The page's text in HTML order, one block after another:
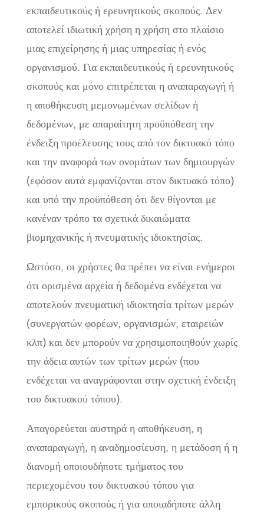
εκπαιδευτικούς ή ερευνητικούς σκοπούς. Δεν
αποτελεί ιδιωτική χρήση η χρήση στο πλαίσιο
μιας επιχείρησης ή μιας υπηρεσίας ή ενός
οργανισμού. Για εκπαιδευτικούς ή ερευνητικούς
σκοπούς και μόνο επιτρέπεται η αναπαραγωγή ή
η αποθήκευση μεμονωμένων σελίδων ή
δεδομένων, με απαραίτητη προϋπόθεση την
ένδειξη προέλευσης τους από τον δικτυακό τόπο
και την αναφορά των ονομάτων των δημιουργών
(εφόσον αυτά εμφανίζονται στον δικτυακό τόπο)
και υπό την προϋπόθεση ότι δεν θίγονται με
κανέναν τρόπο τα σχετικά δικαιώματα
βιομηχανικής ή πνευματικής ιδιοκτησίας.
Ωστόσο, οι χρήστες θα πρέπει να είναι ενήμεροι
ότι ορισμένα αρχεία ή δεδομένα ενδέχεται να
αποτελούν πνευματική ιδιοκτησία τρίτων μερών
(συνεργατών φορέων, οργανισμών, εταιρειών
κλπ) και δεν μπορούν να χρησιμοποιηθούν χωρίς
την άδεια αυτών των τρίτων μερών (που
ενδέχεται να αναγράφονται στην σχετική ένδειξη
του δικτυακού τόπου).
Απαγορεύεται αυστηρά η αποθήκευση, η
αναπαραγωγή, η αναδημοσίευση, η μετάδοση ή η
διανομή οποιουδήποτε τμήματος του
περιεχομένου του δικτυακού τόπου για
εμπορικούς σκοπούς ή για οποιαδήποτε άλλη